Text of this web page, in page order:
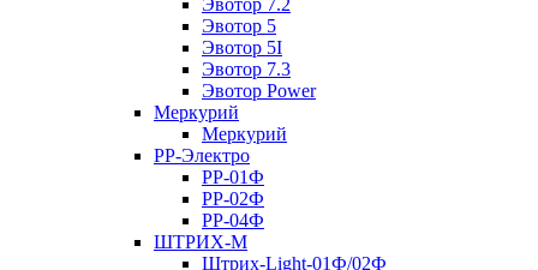
Эвотор 7.2
Эвотор 5
Эвотор 5I
Эвотор 7.3
Эвотор Power
Меркурий
Меркурий
РР-Электро
РР-01Ф
РР-02Ф
РР-04Ф
ШТРИХ-М
Штрих-Light-01Ф/02Ф